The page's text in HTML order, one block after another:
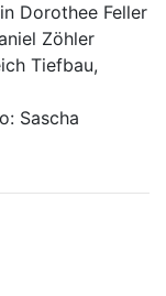
Dorothee Feller
Zöhler
Tiefbau,
Sascha